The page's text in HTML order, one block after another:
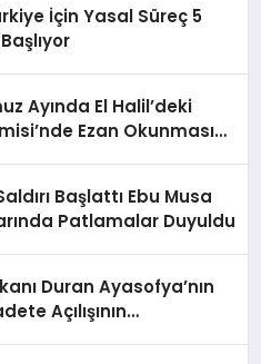
İçin Yasal Süreç 5
Ayında El Halil’deki
Ezan Okunmasını
Başlattı Ebu Musa
Patlamalar Duyuldu
Duran Ayasofya’nın
Açılışının